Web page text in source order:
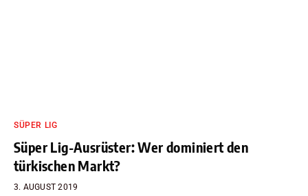
SÜPER LIG
Süper Lig-Ausrüster: Wer dominiert den
türkischen Markt?
3. AUGUST 2019